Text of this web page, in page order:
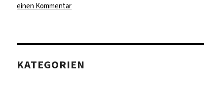
einen Kommentarzu
bei
KATEGORIEN